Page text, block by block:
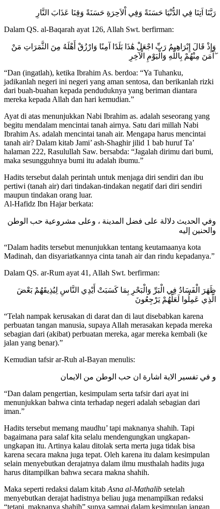
رَبَّنَا اَتِنَا فِي الدُّنْيَا حَسَنَةً وَفِي اْلاَحِرَةِ حَسَنَةً وَقِنَا عَذَابَ النَّارِ
Dalam QS. al-Baqarah ayat 126, Allah Swt. berfirman:
وَإِذْ قَالَ إِبْرَاهِيمُ رَبِّ اجْعَلْ هَٰذَا بَلَدًا آمِنًا وَارْزُقْ أَهْلَهُ مِنَ الثَّمَرَاتِ مَنْ
آمَنَ مِنْهُمْ بِاللَّهِ وَالْيَوْمِ الْآخِرِ ۖ
“Dan (ingatlah), ketika Ibrahim As. berdoa: “Ya Tuhanku,
jadikanlah negeri ini negeri yang aman sentosa, dan berikanlah rizki
dari buah-buahan kepada penduduknya yang beriman diantara
mereka kepada Allah dan hari kemudian.”
Ayat di atas menunjukkan Nabi Ibrahim as. adalah seseorang yang
begitu mendalam mencintai tanah airnya. Satu dari millah Nabi
Ibrahim As. adalah mencintai tanah air. Mengapa harus mencintai
tanah air? Dalam kitab Jami’ ash-Shaghir jilid 1 bab huruf Ta’
halaman 222, Rasulullah Saw. bersabda: “Jagalah dirimu dari bumi,
maka sesungguhnya bumi itu adalah ibumu.”
Hadits tersebut dalah perintah untuk menjaga diri sendiri dan ibu
pertiwi (tanah air) dari tindakan-tindakan negatif dari diri sendiri
maupun tindakan orang luar.
Al-Hafidz Ibn Hajar berkata:
وفي الحديث دلالة على فضل المدينة ، وعلى مشروعية حب الوطن
والحنين إليه
“Dalam hadits tersebut menunjukkan tentang keutamaanya kota
Madinah, dan disyariatkannya cinta tanah air dan rindu kepadanya.”
Dalam QS. ar-Rum ayat 41, Allah Swt. berfirman:
ظَهَرَ الْفَسَادُ فِي الْبَرِّ وَالْبَحْرِ بِمَا كَسَبَتْ أَيْدِي النَّاسِ لِيُذِيقَهُمْ بَعْضَ
الَّذِي عَمِلُوا لَعَلَّهُمْ يَرْجِعُونَ
“Telah nampak kerusakan di darat dan di laut disebabkan karena
perbuatan tangan manusia, supaya Allah merasakan kepada mereka
sebagian dari (akibat) perbuatan mereka, agar mereka kembali (ke
jalan yang benar).”
Kemudian tafsir ar-Ruh al-Bayan menulis:
و في تفسير الاية اشارة ان حب الوطن من الايمان
“Dan dalam pengertian, kesimpulam serta tafsir dari ayat ini
menunjukkan bahwa cinta terhadap negeri adalah sebagian dari
iman.”
Hadits tersebut memang maudhu’ tapi maknanya shahih. Tapi
bagaimana para salaf kita selalu mendengungkan ungkapan-
ungkapan itu. Artinya kalau ditolak serta merta juga tidak bisa
karena secara makna juga tepat. Oleh karena itu dalam kesimpulan
selain menyebutkan derajatnya dalam ilmu musthalah hadits juga
harus ditampilkan bahwa secara makna shahih.
Maka seperti redaksi dalam kitab Asna al-Mathalib setelah
menyebutkan derajat hadistnya beliau juga menampilkan redaksi
“tetapi maknanya shahih” supya sampai dalam kesimpulan jangan